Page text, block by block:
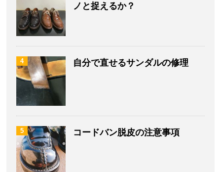
ノと捉えるか？
4 自分で直せるサンダルの修理
5 コードバン脱皮の注意事項